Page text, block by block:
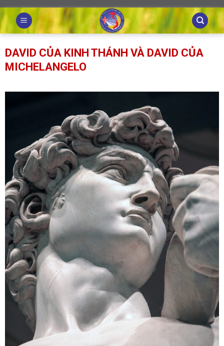
Skip
to
content
DAVID CỦA KINH THÁNH VÀ DAVID CỦA
MICHELANGELO